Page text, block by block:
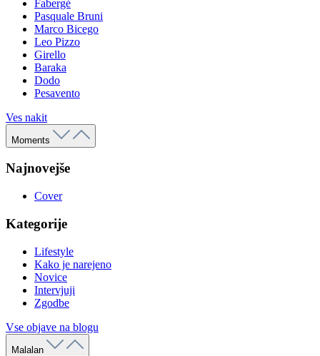
Fabergé
Pasquale Bruni
Marco Bicego
Leo Pizzo
Girello
Baraka
Dodo
Pesavento
Ves nakit
Moments
Najnovejše
Cover
Kategorije
Lifestyle
Kako je narejeno
Novice
Intervjuji
Zgodbe
Vse objave na blogu
Malalan